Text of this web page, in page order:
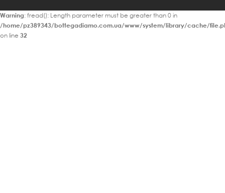
Warning: fread(): Length parameter must be greater than 0 in
/home/pz389343/bottegadiamo.com.ua/www/system/library/cache/
on line 32